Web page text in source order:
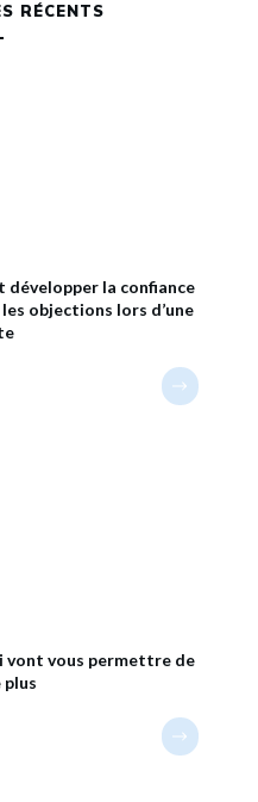
RÉCENTS
développer la confiance
objections lors d’une
vont vous permettre de
plus